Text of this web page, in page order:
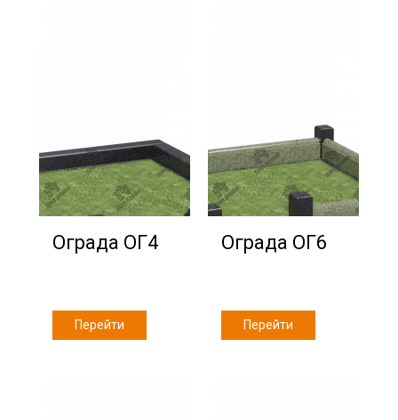
Ограда ОГ4
Перейти
Ограда ОГ6
Перейти